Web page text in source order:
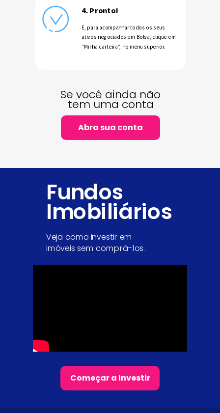
Fundos
Imobiliários
Veja como investir em
imóveis sem comprá-los.
Começar a Investir
Se você ainda não
tem uma conta
Abra sua conta
4. Pronto!
E, para acompanhar todos os seus
ativos negociados em Bolsa, clique em
“Minha carteira”, no menu superior.